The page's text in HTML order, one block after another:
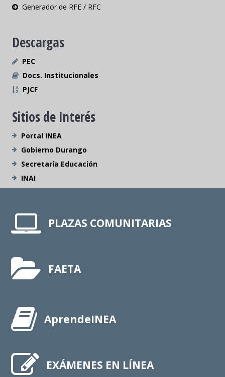
Generador de RFE / RFC
Descargas
PEC
Docs. Institucionales
PJCF
Sitios de Interés
Portal INEA
Gobierno Durango
Secretaría Educación
INAI
PLAZAS COMUNITARIAS
FAETA
AprendeINEA
EXÁMENES EN LÍNEA